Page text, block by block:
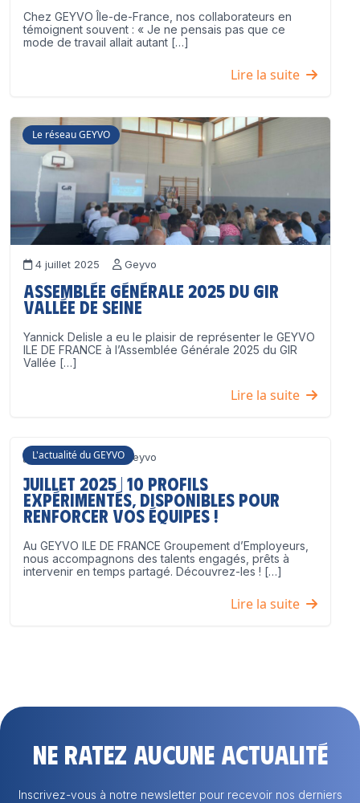
Chez GEYVO Île-de-France, nos collaborateurs en
témoignent souvent : « Je ne pensais pas que ce
mode de travail allait autant […]
Lire la suite
Le réseau GEYVO
4 juillet 2025 Geyvo
Assemblée Générale 2025 du GIR
Vallée de Seine
Yannick Delisle a eu le plaisir de représenter le GEYVO
ILE DE FRANCE à l’Assemblée Générale 2025 du GIR
Vallée […]
Lire la suite
L'actualité du GEYVO
3 juillet 2025 Geyvo
Juillet 2025 | 10 profils
expérimentés, disponibles pour
renforcer vos équipes !
Au GEYVO ILE DE FRANCE Groupement d’Employeurs,
nous accompagnons des talents engagés, prêts à
intervenir en temps partagé. Découvrez-les ! […]
Lire la suite
Ne ratez aucune actualité
Inscrivez-vous à notre newsletter pour recevoir nos derniers